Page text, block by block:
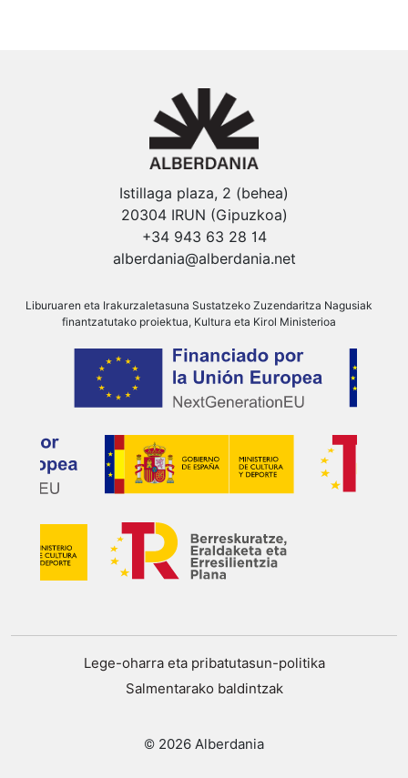
Istillaga plaza, 2 (behea)
20304 IRUN (Gipuzkoa)
+34 943 63 28 14
alberdania@alberdania.net
Liburuaren eta Irakurzaletasuna Sustatzeko Zuzendaritza Nagusiak
finantzatutako proiektua, Kultura eta Kirol Ministerioa
© 2026 Alberdania
Lege-oharra eta pribatutasun-politika
Salmentarako baldintzak